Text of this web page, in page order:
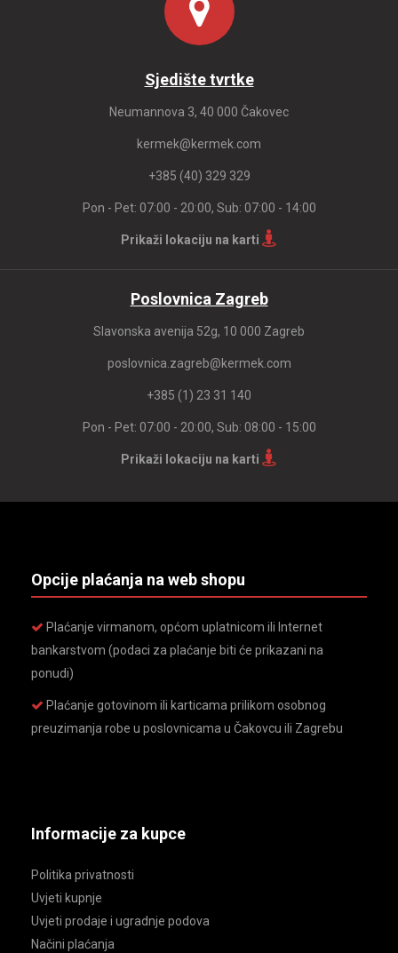
Sjedište tvrtke
Neumannova 3, 40 000 Čakovec
kermek@kermek.com
+385 (40) 329 329
Pon - Pet: 07:00 - 20:00, Sub: 07:00 - 14:00
Prikaži lokaciju na karti
Poslovnica Zagreb
Slavonska avenija 52g, 10 000 Zagreb
poslovnica.zagreb@kermek.com
+385 (1) 23 31 140
Pon - Pet: 07:00 - 20:00, Sub: 08:00 - 15:00
Prikaži lokaciju na karti
Opcije plaćanja na web shopu
Plaćanje virmanom, općom uplatnicom ili Internet
bankarstvom (podaci za plaćanje biti će prikazani na
ponudi)
Plaćanje gotovinom ili karticama prilikom osobnog
preuzimanja robe u poslovnicama u Čakovcu ili Zagrebu
Informacije za kupce
Politika privatnosti
Uvjeti kupnje
Uvjeti prodaje i ugradnje podova
Načini plaćanja